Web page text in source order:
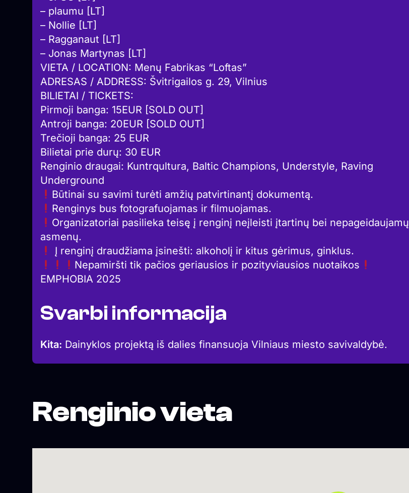
– plaumu [LT]
– Nollie [LT]
– Ragganaut [LT]
– Jonas Martynas [LT]
VIETA / LOCATION: Menų Fabrikas “Loftas”
ADRESAS / ADDRESS: Švitrigailos g. 29, Vilnius
BILIETAI / TICKETS:
Pirmoji banga: 15EUR [SOLD OUT]
Antroji banga: 20EUR [SOLD OUT]
Trečioji banga: 25 EUR
Bilietai prie durų: 30 EUR
Renginio draugai: Kuntrqultura, Baltic Champions, Understyle, Raving
Underground
Būtinai su savimi turėti amžių patvirtinantį dokumentą.
Renginys bus fotografuojamas ir filmuojamas.
Organizatoriai pasilieka teisę į renginį neįleisti įtartinų bei nepageidaujamų
asmenų.
Į renginį draudžiama įsinešti: alkoholį ir kitus gėrimus, ginklus.
Nepamiršti tik pačios geriausios ir pozityviausios nuotaikos
EMPHOBIA 2025
Svarbi informacija
Kita: Dainyklos projektą iš dalies finansuoja Vilniaus miesto savivaldybė.
Renginio vieta